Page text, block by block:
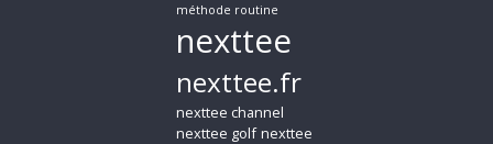
méthode routine
nexttee
nexttee.fr
nexttee channel
nexttee golf nexttee